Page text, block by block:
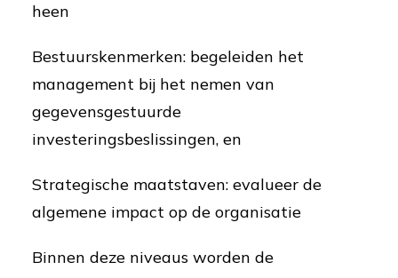
heen
Bestuurskenmerken: begeleiden het
management bij het nemen van
gegevensgestuurde
investeringsbeslissingen, en
Strategische maatstaven: evalueer de
algemene impact op de organisatie
Binnen deze niveaus worden de